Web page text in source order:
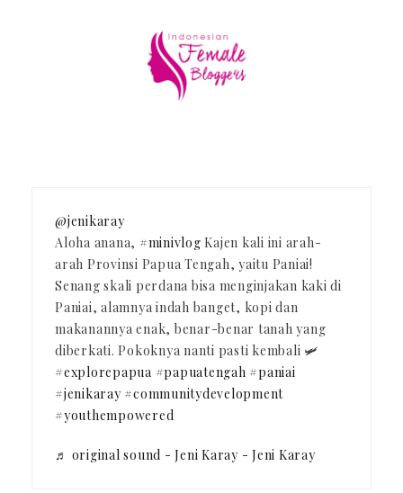
@jenikaray
Aloha anana, #minivlog Kajen kali ini arah-
arah Provinsi Papua Tengah, yaitu Paniai!
Senang skali perdana bisa menginjakan kaki di
Paniai, alamnya indah banget, kopi dan
makanannya enak, benar-benar tanah yang
diberkati. Pokoknya nanti pasti kembali 🛩️
#explorepapua #papuatengah #paniai
#jenikaray #communitydevelopment
#youthempowered
♬ original sound - Jeni Karay - Jeni Karay